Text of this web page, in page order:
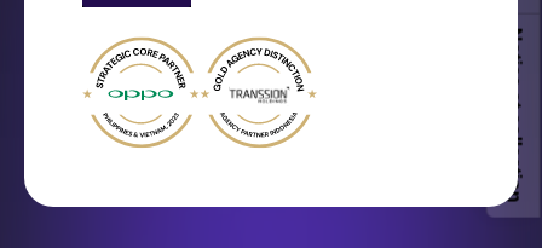
Notice at collection